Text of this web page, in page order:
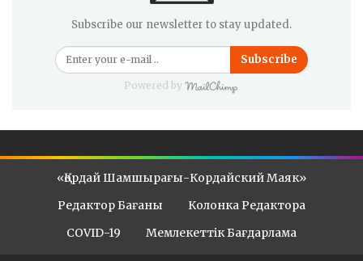
Subscribe our newsletter to stay updated.
Subscribe
Powered by
«Қордай Шамшырағы-Кордайский Маяк»
Редактор Бағаны
Колонка Редактора
COVID-19
Мемлекеттік Бағдарлама